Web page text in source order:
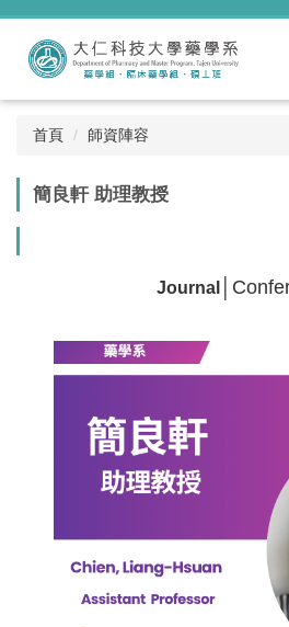
跳
內
首頁 師資陣容
簡良軒 助理教授
Journal